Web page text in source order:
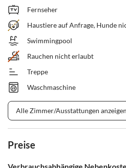
Fernseher
Haustiere auf Anfrage, Hunde
Swimmingpool
Rauchen nicht erlaubt
Treppe
Waschmaschine
Alle Zimmer/Ausstattungen anzeigen
Preise